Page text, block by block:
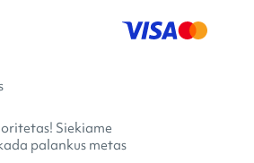
Siekiame
palankus metas